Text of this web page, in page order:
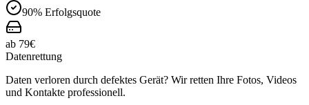
90% Erfolgsquote
ab 79€
Datenrettung
Daten verloren durch defektes Gerät? Wir retten Ihre Fotos, Videos
und Kontakte professionell.